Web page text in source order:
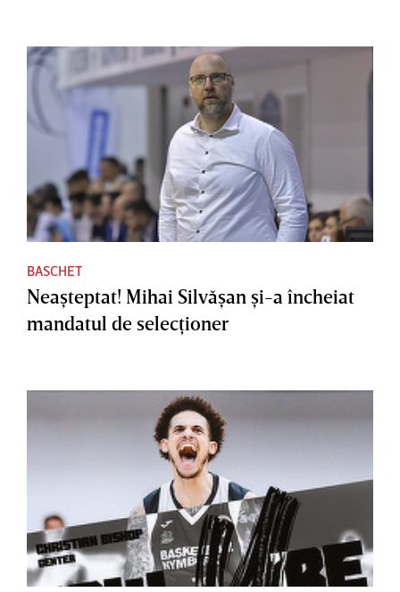
BASCHET
Neaşteptat! Mihai Silvăşan şi-a încheiat
mandatul de selecţioner